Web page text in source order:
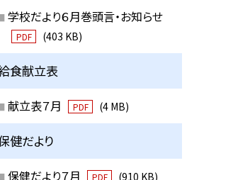
学校だより６月巻頭言・お知らせ
PDF (403 KB)
食献立表
献立表７月 PDF (4 MB)
健だより
保健だより７月 PDF (910 KB)